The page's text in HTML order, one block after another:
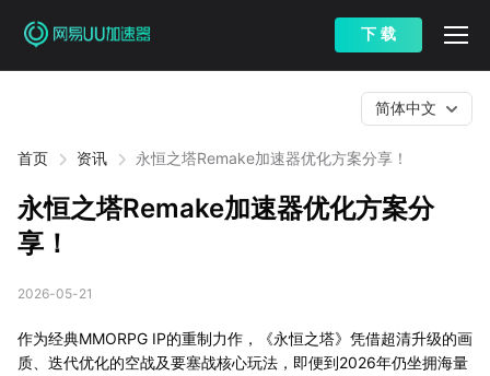
下 载
首页 资讯 永恒之塔Remake加速器优化方案分享！
简体中文
永恒之塔Remake加速器优化方案分
享！
2026-05-21
作为经典MMORPG IP的重制力作，《永恒之塔》凭借超清升级的画
质、迭代优化的空战及要塞战核心玩法，即便到2026年仍坐拥海量